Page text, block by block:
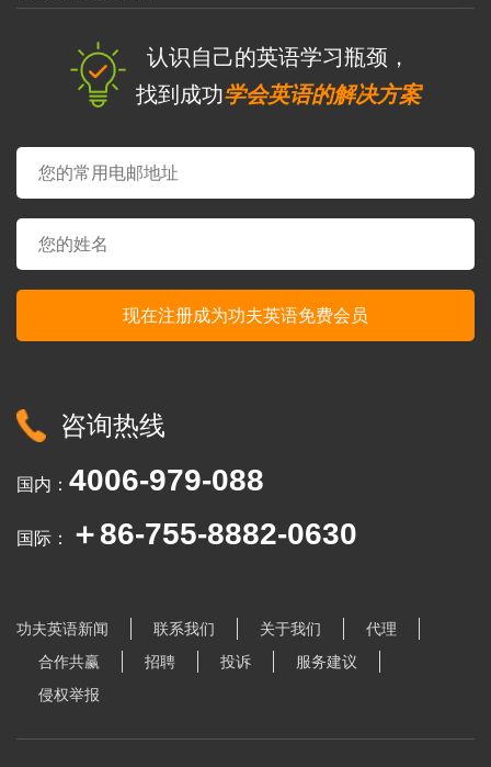
认识自己的英语学习瓶颈，
找到成功学会英语的解决方案
咨询热线
国内： 4006-979-088
国际： ＋86-755-8882-0630
功夫英语新闻 联系我们 关于我们
代理
合作共赢
招聘 投诉
服务建议
侵权举报